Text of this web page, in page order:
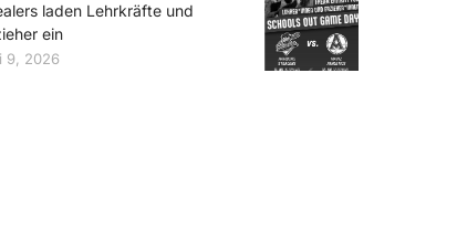
laden Lehrkräfte und
ein
9, 2026